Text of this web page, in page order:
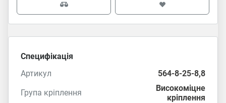
Специфікація
Артикул
564-8-25-8,8
Група кріплення
Високоміцне
кріплення